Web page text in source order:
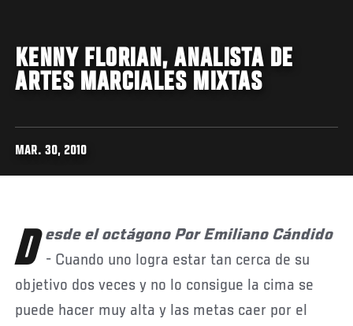
KENNY FLORIAN, ANALISTA DE
ARTES MARCIALES MIXTAS
MAR. 30, 2010
Desde el octágono Por Emiliano Cándido
- Cuando uno logra estar tan cerca de su
objetivo dos veces y no lo consigue la cima se
puede hacer muy alta y las metas caer por el